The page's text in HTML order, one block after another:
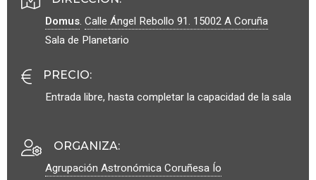
Domus. Calle Ángel Rebollo 91. 15002A Coruña
Sala de Planetario
PRECIO:
Entrada libre, hasta completar la capacidad de la sala
ORGANIZA:
Agrupación Astronómica Coruñesa Ío